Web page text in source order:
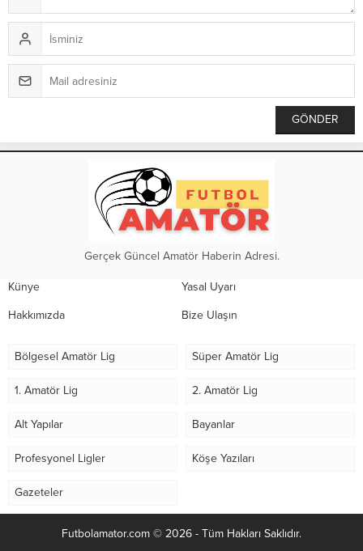
Gerçek Güncel Amatör Haberin Adresi.
Künye Yasal Uyarı
Hakkımızda Bize Ulaşın
Bölgesel Amatör Lig Süper Amatör Lig
1. Amatör Lig 2. Amatör Lig
Alt Yapılar Bayanlar
Profesyonel Ligler Köşe Yazıları
Gazeteler
Futbolamator.com © 2026 - Tüm Hakları Saklıdır.